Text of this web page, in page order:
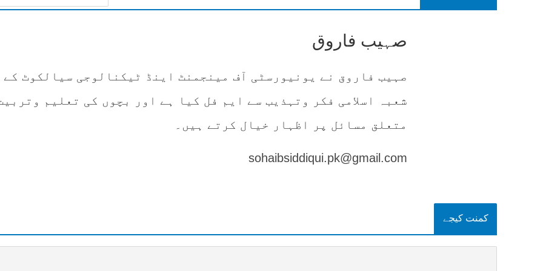
صہیب فاروق
صہیب فاروق نے یونیورسٹی آف مینجمنٹ اینڈ ٹیکنالوجی سیالکوٹ کے
شعبہ اسلامی فکر وتہذیب سے ایم فل کیا ہے اور بچوں کی تعلیم
متعلق مسائل پر اظہار خیال کرتے ہیں۔
sohaibsiddiqui.pk@gmail.com
کمنت کیجے